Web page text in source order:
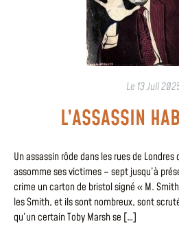
Le 13 Juil
L’ASSASSIN
Un assassin rôde dans les rues de
assomme ses victimes – sept jusqu’à
crime un carton de bristol signé « M.
les Smith, et ils sont nombreux, sont
qu’un certain Toby Marsh se […]